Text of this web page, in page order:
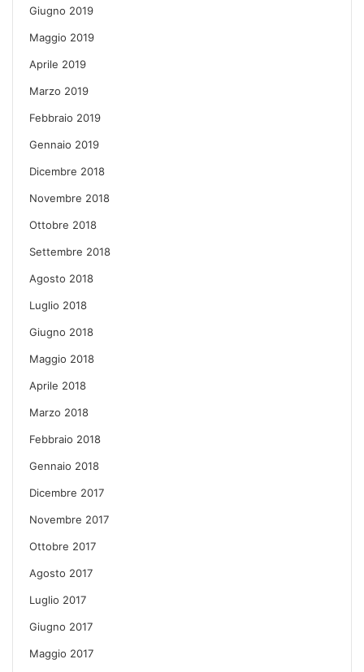
Giugno 2019
Maggio 2019
Aprile 2019
Marzo 2019
Febbraio 2019
Gennaio 2019
Dicembre 2018
Novembre 2018
Ottobre 2018
Settembre 2018
Agosto 2018
Luglio 2018
Giugno 2018
Maggio 2018
Aprile 2018
Marzo 2018
Febbraio 2018
Gennaio 2018
Dicembre 2017
Novembre 2017
Ottobre 2017
Agosto 2017
Luglio 2017
Giugno 2017
Maggio 2017